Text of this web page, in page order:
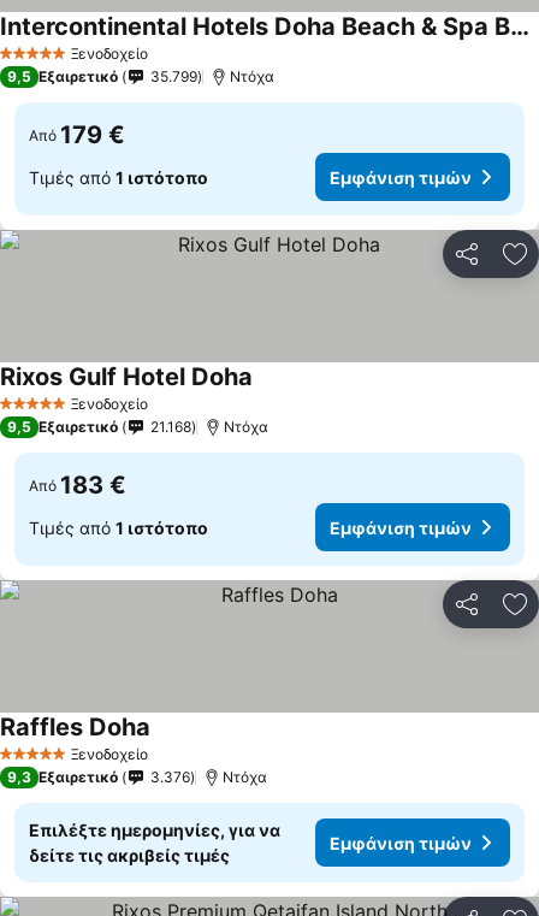
5 Αστέρια Ξενοδοχείο
Intercontinental Hotels Doha Beach & Spa By Ihg
9,5 Εξαιρετικό 35.799 Ντόχα
Από 179 €
Τιμές από 1 ιστότοπο Εμφάνιση τιμών
5 Αστέρια Ξενοδοχείο
Rixos Gulf Hotel Doha
9,5 Εξαιρετικό 21.168 Ντόχα
Από 183 €
Τιμές από 1 ιστότοπο Εμφάνιση τιμών
5 Αστέρια Ξενοδοχείο
Raffles Doha
9,3 Εξαιρετικό 3.376 Ντόχα
Επιλέξτε ημερομηνίες, για να
δείτε τις ακριβείς τιμές
Εμφάνιση τιμών